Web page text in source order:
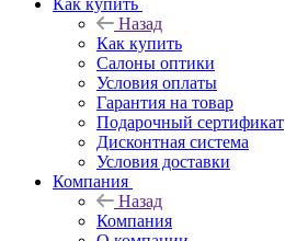
Как купить
Назад
Как купить
Салоны оптики
Условия оплаты
Гарантия на товар
Подарочный сертификат
Дисконтная система
Условия доставки
Компания
Назад
Компания